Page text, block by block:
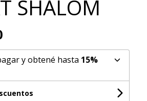
SHALOM
y obtené hasta 15%